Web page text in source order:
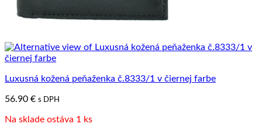
Luxusná kožená peňaženka č.8333/1 v čiernej farbe
56.90 € s DPH
Na sklade ostáva 1 ks